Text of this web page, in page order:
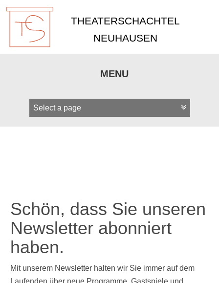
THEATERSCHACHTEL
NEUHAUSEN
MENU
Inhalt
Schön, dass Sie unseren
Newsletter abonniert
haben.
Mit unserem Newsletter halten wir Sie immer auf dem
Laufenden über neue Programme, Gastspiele und